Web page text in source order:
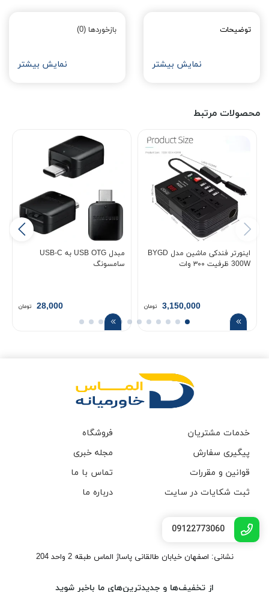
توضیحات
نمایش بیشتر
بازخوردها (0)
نمایش بیشتر
محصولات مرتبط
اینورتر فندکی ماشین مدل BYGD
300W ظرفیت ۳۰۰ وات
3,150,000 تومان
مبدل USB OTG به USB-C
سامسونگ
28,000 تومان
خدمات مشتریان
پیگیری سفارش
قوانین و مقررات
ثبت شکایات در سایت
فروشگاه
مجله خبری
تماس با ما
درباره ما
09122773060
نشانی: اصفهان خیابان طالقانی پاساژ الماس طبقه 2 واحد 204
از تخفیف‌ها و جدیدترین‌های ما باخبر شوید